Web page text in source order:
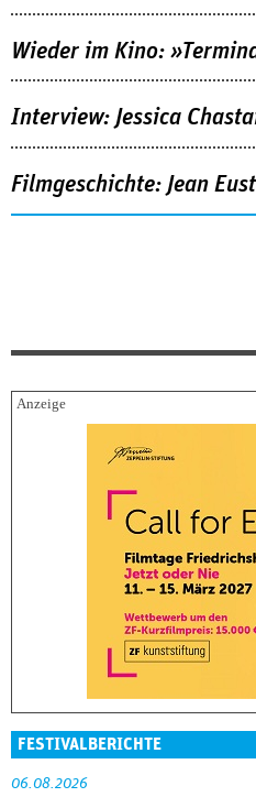
Wieder im Kino:
Interview: Jessica
Filmgeschichte: Jean
FESTIVALBERICHTE
06.08.2026